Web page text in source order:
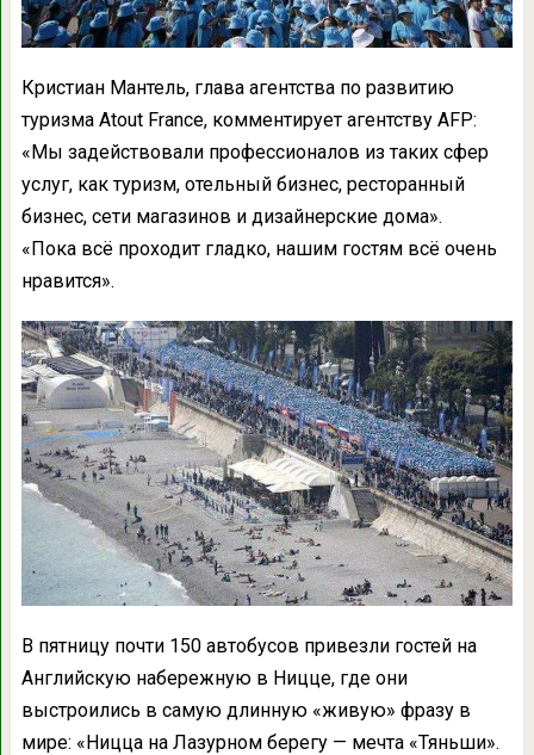
Кристиан Мантель, глава агентства по развитию
туризма Atout France, комментирует агентству AFP:
«Мы задействовали профессионалов из таких сфер
услуг, как туризм, отельный бизнес, ресторанный
бизнес, сети магазинов и дизайнерские дома».
«Пока всё проходит гладко, нашим гостям всё очень
нравится».
В пятницу почти 150 автобусов привезли гостей на
Английскую набережную в Ницце, где они
выстроились в самую длинную «живую» фразу в
мире: «Ницца на Лазурном берегу — мечта «Тяньши».